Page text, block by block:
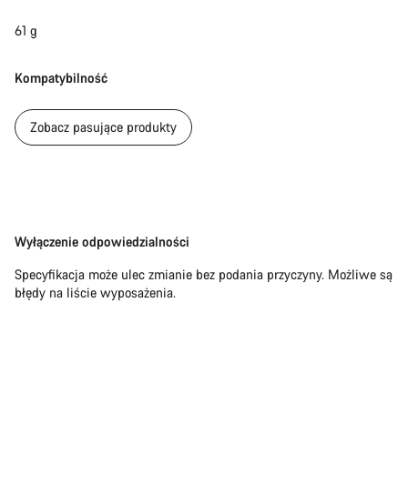
61 g
Kompatybilność
Zobacz pasujące produkty
Zastrzeżenie
Wyłączenie odpowiedzialności
Specyfikacja może ulec zmianie bez podania przyczyny. Możliwe są
błędy na liście wyposażenia.